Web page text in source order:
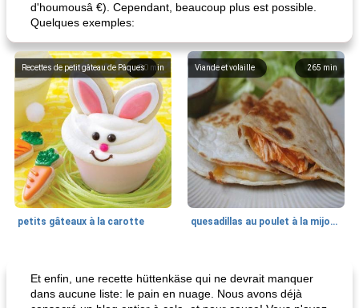
pouding au chocolat maison
d'houmousâ €). Cependant, beaucoup plus est possible.
Quelques exemples:
80 min
Recettes de petit gâteau de Pâques
petits gâteaux à la carotte
265 min
Viande et volaille
quesadillas au poulet à la mijoteuse
Et enfin, une recette hüttenkäse qui ne devrait manquer
dans aucune liste: le pain en nuage. Nous avons déjà